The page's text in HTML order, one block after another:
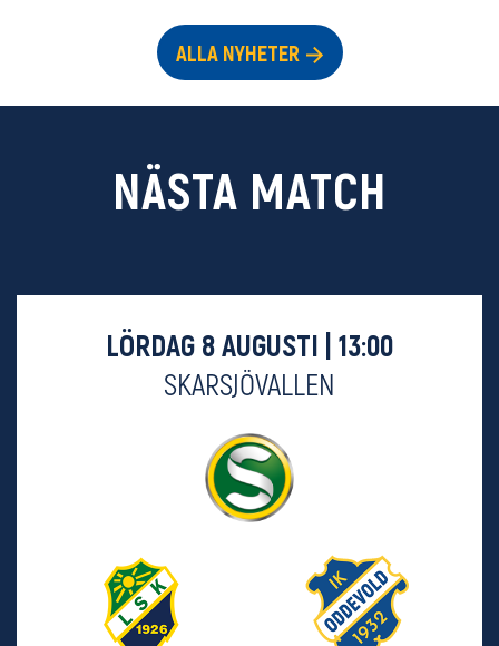
ALLA NYHETER
NÄSTA MATCH
LÖRDAG 8 AUGUSTI | 13:00
SKARSJÖVALLEN